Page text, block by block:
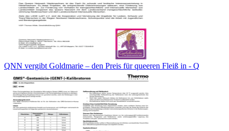
QNN vergibt Goldmarie – den Preis für queeren Fleiß in - Q